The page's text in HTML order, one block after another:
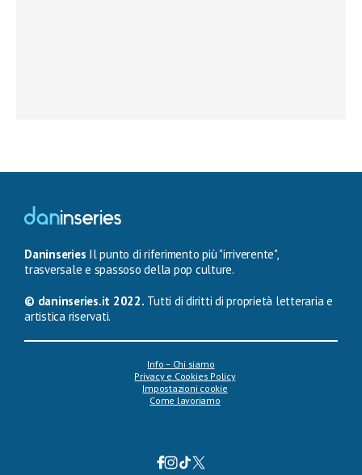
Daninseries Il punto di riferimento più "irriverente",
trasversale e spassoso della pop culture.
© daninseries.it 2022. Tutti di diritti di proprietà letteraria e
artistica riservati.
Info – Chi siamo
Privacy e Cookies Policy
Impostazioni cookie
Come lavoriamo